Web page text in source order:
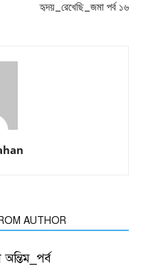
হৃদয়_রেখেছি_জমা পর্ব ১৬
AUTHOR